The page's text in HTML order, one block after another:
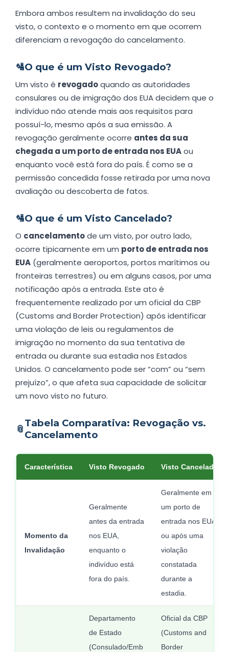
Embora ambos resultem na invalidação do seu
visto, o contexto e o momento em que ocorrem
diferenciam a revogação do cancelamento.
🛂O que é um Visto Revogado?
Um visto é revogadoquando as autoridades
consulares ou de imigração dos EUA decidem que o
indivíduo não atende mais aos requisitos para
possuí-lo, mesmo após a sua emissão. A
revogação geralmente ocorre antes da sua
chegada a um porto de entrada nos EUAou
enquanto você está fora do país. É como se a
permissão concedida fosse retirada por uma nova
avaliação ou descoberta de fatos.
🛂O que é um Visto Cancelado?
O cancelamentode um visto, por outro lado,
ocorre tipicamente em um porto de entrada nos
EUA (geralmente aeroportos, portos marítimos ou
fronteiras terrestres) ou em alguns casos, por uma
notificação após a entrada. Este ato é
frequentemente realizado por um oficial da CBP
(Customs and Border Protection) após identificar
uma violação de leis ou regulamentos de
imigração no momento da sua tentativa de
entrada ou durante sua estadia nos Estados
Unidos. O cancelamento pode ser “com” ou “sem
prejuízo”, o que afeta sua capacidade de solicitar
um novo visto no futuro.
📎Tabela Comparativa: Revogação vs.
Cancelamento
Característica Visto Revogado Visto Cancelado
Momento da
Invalidação
Geralmente
antes da entrada
nos EUA,
enquanto o
indivíduo está
fora do país.
Geralmente em
um porto de
entrada nos EUA
ou após uma
violação
constatada
durante a
estadia.
Departamento
de Estado
(Consulado/Emb
Oficial da CBP
(Customs and
Border